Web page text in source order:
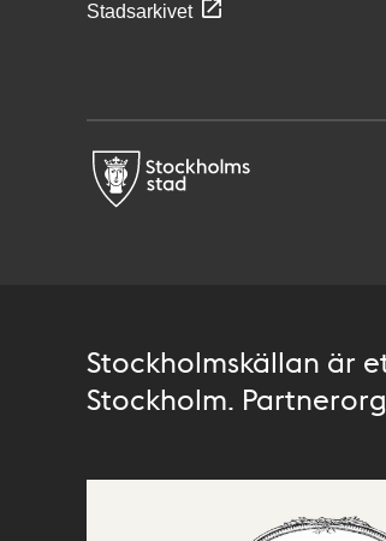
Stadsarkivet
Stockholmskällan är
Stockholm.